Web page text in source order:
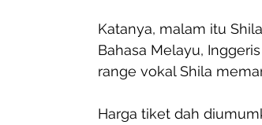
Katanya, malam itu
Bahasa Melayu,
range vokal Shila
Harga tiket dah